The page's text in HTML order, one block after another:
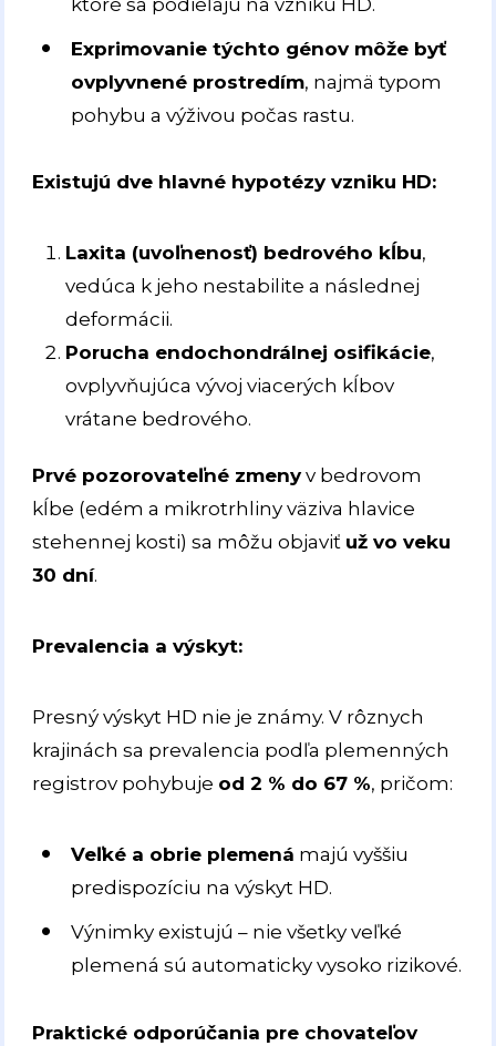
Exprimovanie týchto génov môže byť
ovplyvnené prostredím, najmä typom
pohybu a výživou počas rastu.
Existujú dve hlavné hypotézy vzniku HD:
Laxita (uvoľnenosť) bedrového kĺbu,
vedúca k jeho nestabilite a následnej
deformácii.
Porucha endochondrálnej osifikácie,
ovplyvňujúca vývoj viacerých kĺbov
vrátane bedrového.
Prvé pozorovateľné zmenyv bedrovom
kĺbe (edém a mikrotrhliny väziva hlavice
stehennej kosti) sa môžu objaviť už vo veku
30 dní.
Prevalencia a výskyt:
Presný výskyt HD nie je známy. V rôznych
krajinách sa prevalencia podľa plemenných
registrov pohybuje od 2 % do 67 %, pričom:
Veľké a obrie plemená majú vyššiu
predispozíciu na výskyt HD.
Výnimky existujú – nie všetky veľké
plemená sú automaticky vysoko rizikové.
Praktické odporúčania pre chovateľov